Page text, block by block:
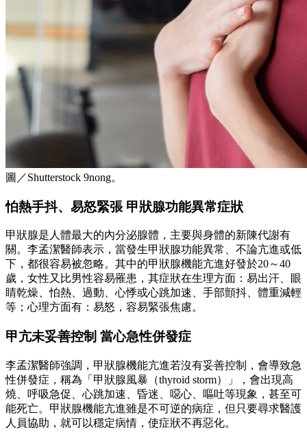
圖／Shutterstock 9nong。
怕熱手抖、易怒緊張 甲狀腺功能異常症狀
甲狀腺是人體最大的內分泌腺體，主要與身體的新陳代謝有
關。李孟潔醫師表示，當發生甲狀腺功能異常、不論亢進或低
下，都很容易被忽略。其中的甲狀腺機能亢進好發於20～40
歲，女性又比男性容易罹患，其症狀在生理方面：易出汗、眼
睛乾燥、怕熱、過動、心悸或心跳加速、手部顫抖、體重減輕
等；心理方面有：易怒，容易緊張焦慮。
甲亢未妥善控制 當心急性併發症
李孟潔醫師強調，甲狀腺機能亢進若沒有妥善控制，會導致急
性併發症，稱為「甲狀腺風暴（thyroid storm）」，會出現高
燒、呼吸急促、心跳加速、昏迷、噁心、嘔吐等現象，甚至可
能死亡。甲狀腺機能亢進雖是不可逆的病症，但只要尋求醫護
人員協助，就可以穩定病情，使症狀不再惡化。